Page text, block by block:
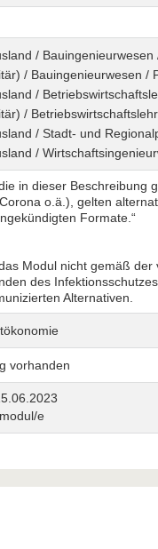
/ Bauingenieurwesen
/ Bauingenieurwesen /
/
/
/ Stadt- und
/
in dieser Beschreibung
o.ä.), gelten
Formate.“
Modul nicht gemäß
des
Alternativen.
vorhanden
e